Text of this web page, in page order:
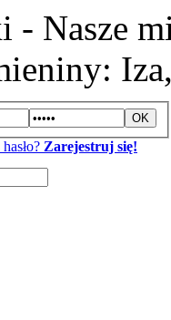
- Nasze
Zarejestruj się!